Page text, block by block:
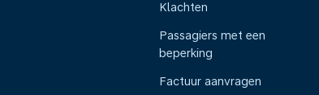
Klachten
Passagiers met een
beperking
Factuur aanvragen